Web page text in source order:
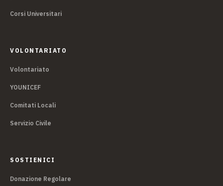
Corsi Universitari
VOLONTARIATO
Volontariato
YOUNICEF
Comitati Locali
Servizio Civile
SOSTIENICI
Donazione Regolare